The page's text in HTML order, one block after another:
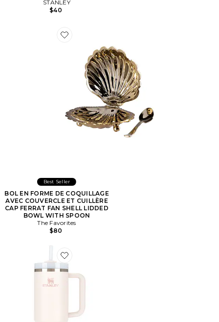
STANLEY
$40
Favorite BOL EN FORME DE COQUILLAGE AVEC
Best Seller
BOL EN FORME DE COQUILLAGE
AVEC COUVERCLE ET CUILLÈRE
CAP FERRAT FAN SHELL LIDDED
BOWL WITH SPOON
The Favorites
$80
Favorite GOBELET THE QUENCHER